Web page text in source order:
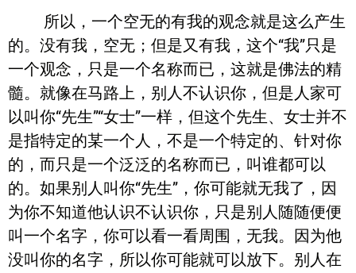
所以，一个空无的有我的观念就是这么产生
的。没有我，空无；但是又有我，这个“我”只是
一个观念，只是一个名称而已，这就是佛法的精
髓。就像在马路上，别人不认识你，但是人家可
以叫你“先生”“女士”一样，但这个先生、女士并不
是指特定的某一个人，不是一个特定的、针对你
的，而只是一个泛泛的名称而已，叫谁都可以
的。如果别人叫你“先生”，你可能就无我了，因
为你不知道他认识不认识你，只是别人随随便便
叫一个名字，你可以看一看周围，无我。因为他
没叫你的名字，所以你可能就可以放下。别人在